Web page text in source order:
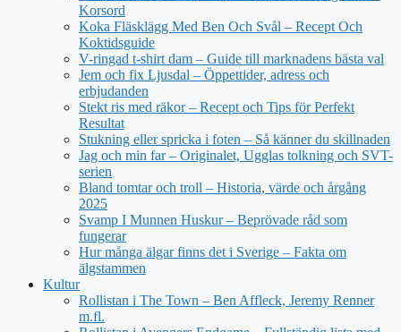
Korsord
Koka Fläsklägg Med Ben Och Svål – Recept Och
Koktidsguide
V-ringad t-shirt dam – Guide till marknadens bästa val
Jem och fix Ljusdal – Öppettider, adress och
erbjudanden
Stekt ris med räkor – Recept och Tips för Perfekt
Resultat
Stukning eller spricka i foten – Så känner du skillnaden
Jag och min far – Originalet, Ugglas tolkning och SVT-
serien
Bland tomtar och troll – Historia, värde och årgång
2025
Svamp I Munnen Huskur – Beprövade råd som
fungerar
Hur många älgar finns det i Sverige – Fakta om
älgstammen
Kultur
Rollistan i The Town – Ben Affleck, Jeremy Renner
m.fl.